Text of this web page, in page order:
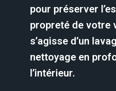
pour préserver
propreté de votre
s’agisse d’un
nettoyage en
l’intérieur.